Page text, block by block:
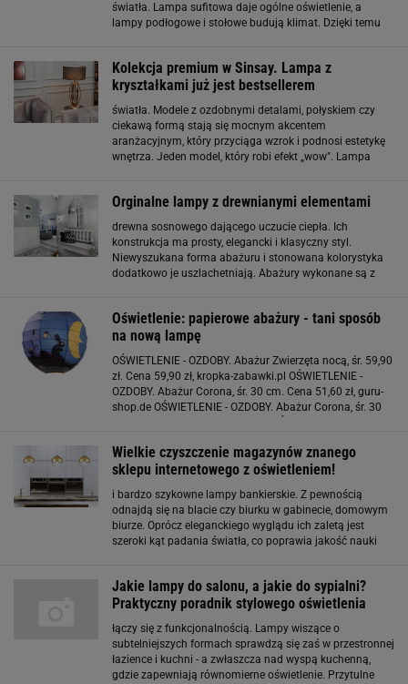
światła. Lampa sufitowa daje ogólne oświetlenie, a
lampy podłogowe i stołowe budują klimat. Dzięki temu
Kolekcja premium w Sinsay. Lampa z
kryształkami już jest bestsellerem
światła. Modele z ozdobnymi detalami, połyskiem czy
ciekawą formą stają się mocnym akcentem
aranżacyjnym, który przyciąga wzrok i podnosi estetykę
wnętrza. Jeden model, który robi efekt „wow". Lampa
Orginalne lampy z drewnianymi elementami
drewna sosnowego dającego uczucie ciepła. Ich
konstrukcja ma prosty, elegancki i klasyczny styl.
Niewyszukana forma abażuru i stonowana kolorystyka
dodatkowo je uszlachetniają. Abażury wykonane są z
w
Oświetlenie: papierowe abażury - tani sposób
na nową lampę
OŚWIETLENIE - OZDOBY. Abażur Zwierzęta nocą, śr. 59,90
zł. Cena 59,90 zł, kropka-zabawki.pl OŚWIETLENIE -
OZDOBY. Abażur Corona, śr. 30 cm. Cena 51,60 zł, guru-
shop.de OŚWIETLENIE - OZDOBY. Abażur Corona, śr. 30
Wielkie czyszczenie magazynów znanego
sklepu internetowego z oświetleniem!
i bardzo szykowne lampy bankierskie. Z pewnością
odnajdą się na blacie czy biurku w gabinecie, domowym
biurze. Oprócz eleganckiego wyglądu ich zaletą jest
szeroki kąt padania światła, co poprawia jakość nauki
Jakie lampy do salonu, a jakie do sypialni?
Praktyczny poradnik stylowego oświetlenia
łączy się z funkcjonalnością. Lampy wiszące o
subtelniejszych formach sprawdzą się zaś w przestronnej
łazience i kuchni - a zwłaszcza nad wyspą kuchenną,
gdzie zapewniają równomierne oświetlenie. Przytulne